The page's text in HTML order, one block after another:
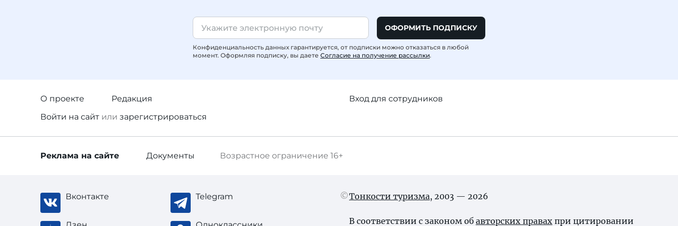
ОФОРМИТЬ ПОДПИСКУ
Конфиденциальность данных гарантируется, от подписки можно отказаться в любой
момент. Оформляя подписку, вы даете Согласие на получение рассылки.
О проекте
Редакция
Войти на сайт или зарегистрироваться
Вход для сотрудников
Возрастное ограничение 16+
Реклама на сайте Документы
Вконтакте Telegram Тонкости туризма, 2003 — 2026
В соответствии с законом об авторских правах при цитировании